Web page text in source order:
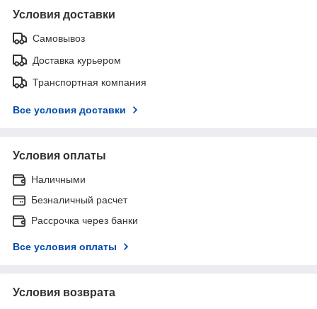
Условия доставки
Самовывоз
Доставка курьером
Транспортная компания
Все условия доставки
Условия оплаты
Наличными
Безналичный расчет
Рассрочка через банки
Все условия оплаты
Условия возврата